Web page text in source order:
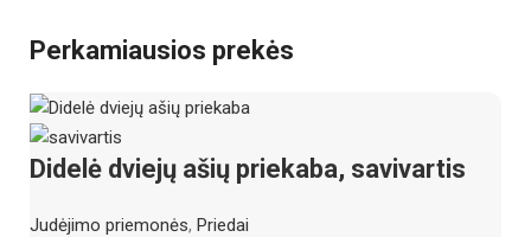
Perkamiausios prekės
Didelė dviejų ašių priekaba, savivartis
Judėjimo priemonės, Priedai